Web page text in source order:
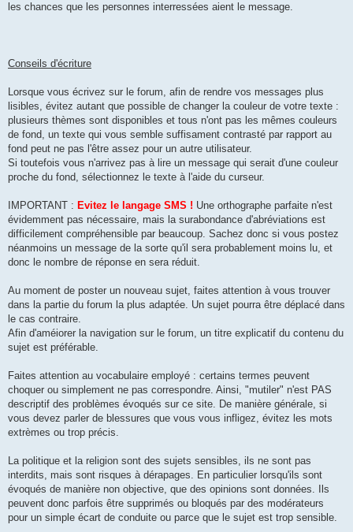
les chances que les personnes interressées aient le message.
Conseils d'écriture
Lorsque vous écrivez sur le forum, afin de rendre vos messages plus
lisibles, évitez autant que possible de changer la couleur de votre texte :
plusieurs thèmes sont disponibles et tous n'ont pas les mêmes couleurs
de fond, un texte qui vous semble suffisament contrasté par rapport au
fond peut ne pas l'être assez pour un autre utilisateur.
Si toutefois vous n'arrivez pas à lire un message qui serait d'une couleur
proche du fond, sélectionnez le texte à l'aide du curseur.
IMPORTANT : Evitez le langage SMS ! Une orthographe parfaite n'est
évidemment pas nécessaire, mais la surabondance d'abréviations est
difficilement compréhensible par beaucoup. Sachez donc si vous postez
néanmoins un message de la sorte qu'il sera probablement moins lu, et
donc le nombre de réponse en sera réduit.
Au moment de poster un nouveau sujet, faites attention à vous trouver
dans la partie du forum la plus adaptée. Un sujet pourra être déplacé dans
le cas contraire.
Afin d'améiorer la navigation sur le forum, un titre explicatif du contenu du
sujet est préférable.
Faites attention au vocabulaire employé : certains termes peuvent
choquer ou simplement ne pas correspondre. Ainsi, "mutiler" n'est PAS
descriptif des problèmes évoqués sur ce site. De manière générale, si
vous devez parler de blessures que vous vous infligez, évitez les mots
extrèmes ou trop précis.
La politique et la religion sont des sujets sensibles, ils ne sont pas
interdits, mais sont risques à dérapages. En particulier lorsqu'ils sont
évoqués de manière non objective, que des opinions sont données. Ils
peuvent donc parfois être supprimés ou bloqués par des modérateurs
pour un simple écart de conduite ou parce que le sujet est trop sensible.